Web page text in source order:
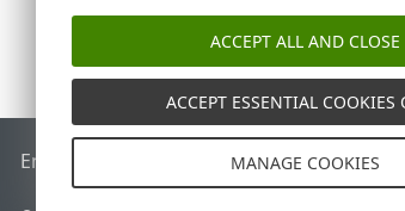
End of Life База знаний ESETФорум ESET
ACCEPT ALL AND CLOSE
ACCEPT ESSENTIAL COOKIES
MANAGE COOKIES